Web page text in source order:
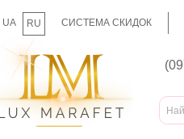
UA RU СИСТЕМА СКИДОК